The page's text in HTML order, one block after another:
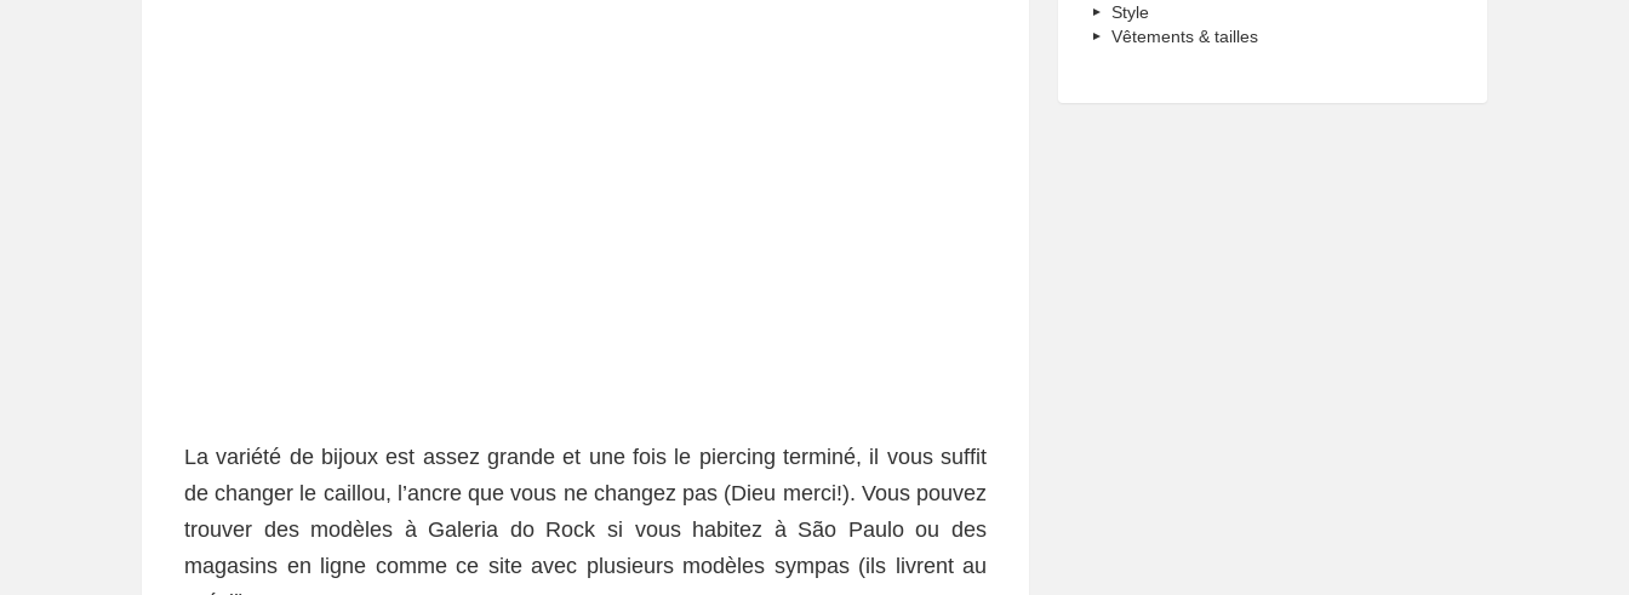
La variété de bijoux est assez grande et une fois le piercing terminé, il vous suffit
de changer le caillou, l’ancre que vous ne changez pas (Dieu merci!). Vous pouvez
trouver des modèles à Galeria do Rock si vous habitez à São Paulo ou des
magasins en ligne comme ce site avec plusieurs modèles sympas (ils livrent au
Style
Vêtements & tailles